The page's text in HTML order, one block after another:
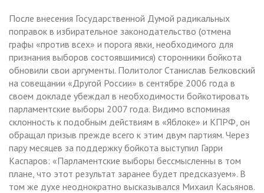
После внесения Государственной Думой радикальных
поправок в избирательное законодательство (отмена
графы «против всех» и порога явки, необходимого для
признания выборов состоявшимися) сторонники бойкота
обновили свои аргументы. Политолог Станислав Белковский
на совещании «Другой России» в сентябре 2006 года в
своем докладе убеждал в необходимости бойкотировать
парламентские выборы 2007 года. Видимо вспоминая
склонность к подобным действиям в «Яблоке» и КПРФ, он
обращал призыв прежде всего к этим двум партиям. Через
пару месяцев за поддержку бойкота выступил Гарри
Каспаров: «Парламентские выборы бессмысленны в том
плане, что этот результат заранее будет предсказуем». В
том же духе неоднократно высказывался Михаил Касьянов.